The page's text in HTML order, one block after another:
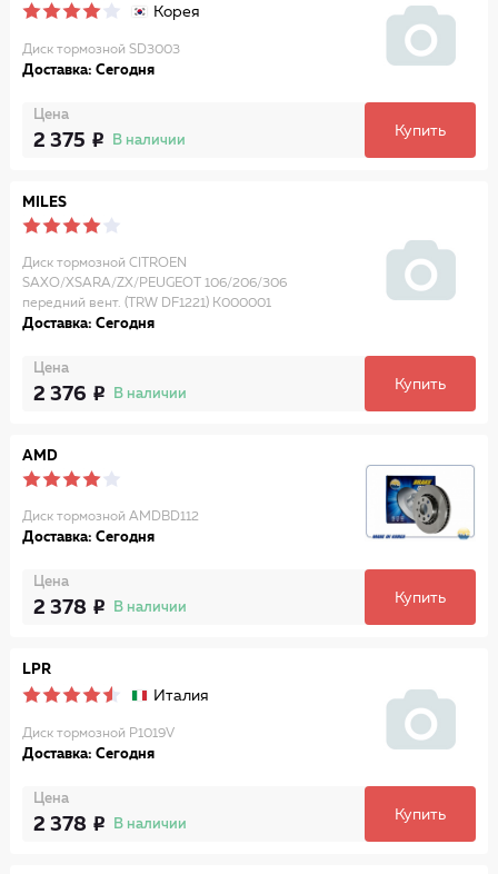
Корея
Диск тормозной SD3003
Доставка: Сегодня
Цена
2 375 В наличии
Купить
MILES
Диск тормозной CITROEN
SAXO/XSARA/ZX/PEUGEOT 106/206/306
передний вент. (TRW DF1221) K000001
Доставка: Сегодня
Цена
2 376 В наличии
Купить
AMD
Диск тормозной AMDBD112
Доставка: Сегодня
Цена
2 378 В наличии
Купить
LPR
Италия
Диск тормозной P1019V
Доставка: Сегодня
Цена
2 378 В наличии
Купить